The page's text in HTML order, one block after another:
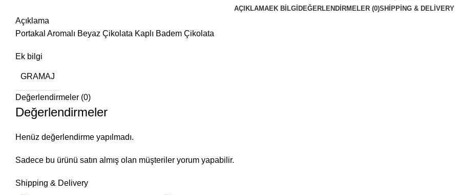
AÇIKLAMAEK BILGI DEĞERLENDIRMELER (0)SHIPPING & DELIVERY
Açıklama
Portakal Aromalı Beyaz Çikolata Kaplı Badem Çikolata
Ek bilgi
GRAMAJ
Değerlendirmeler (0)
Değerlendirmeler
Henüz değerlendirme yapılmadı.
Sadece bu ürünü satın almış olan müşteriler yorum yapabilir.
Shipping & Delivery